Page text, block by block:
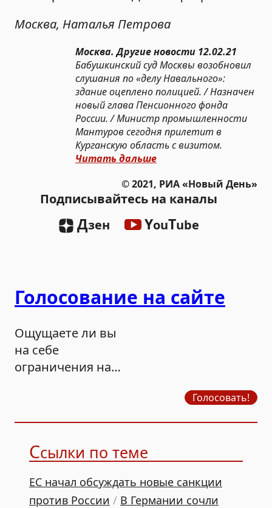
Москва, Наталья Петрова
Москва. Другие новости 12.02.21
Бабушкинский суд Москвы возобновил
слушания по «делу Навального»:
здание оцеплено полицией. / Назначен
новый глава Пенсионного фонда
России. / Министр промышленности
Мантуров сегодня прилетит в
Курганскую область с визитом.
Читать дальше
© 2021, РИА «Новый День»
Подписывайтесь на каналы
Дзен YouTube
Голосование на сайте
Ощущаете ли вы
на себе
ограничения на
Голосовать!
Ссылки по теме
ЕС начал обсуждать новые санкции
против России / В Германии сочли